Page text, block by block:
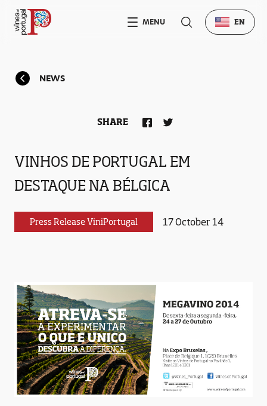
NEWS
VINHOS DE PORTUGAL EM
DESTAQUE NA BÉLGICA
Press Release ViniPortugal 17 October 14
SHARE
MENU EN